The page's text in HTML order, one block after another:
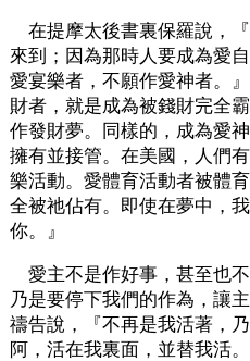
在提摩太後書裏保羅說，
來到；因為那時人要成為愛
愛宴樂者，不願作愛神者。
財者，就是成為被錢財完全
作發財夢。同樣的，成為愛
擁有並接管。在美國，人們
樂活動。愛體育活動者被體
全被祂佔有。即使在夢中，
你。』
愛主不是作好事，甚至也
乃是要停下我們的作為，讓
禱告說，『不再是我活著，
阿，活在我裏面，並替我活